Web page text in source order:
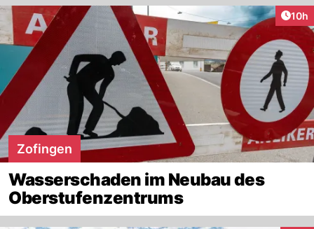
10h
Zofingen
Wasserschaden im Neubau des
Oberstufenzentrums